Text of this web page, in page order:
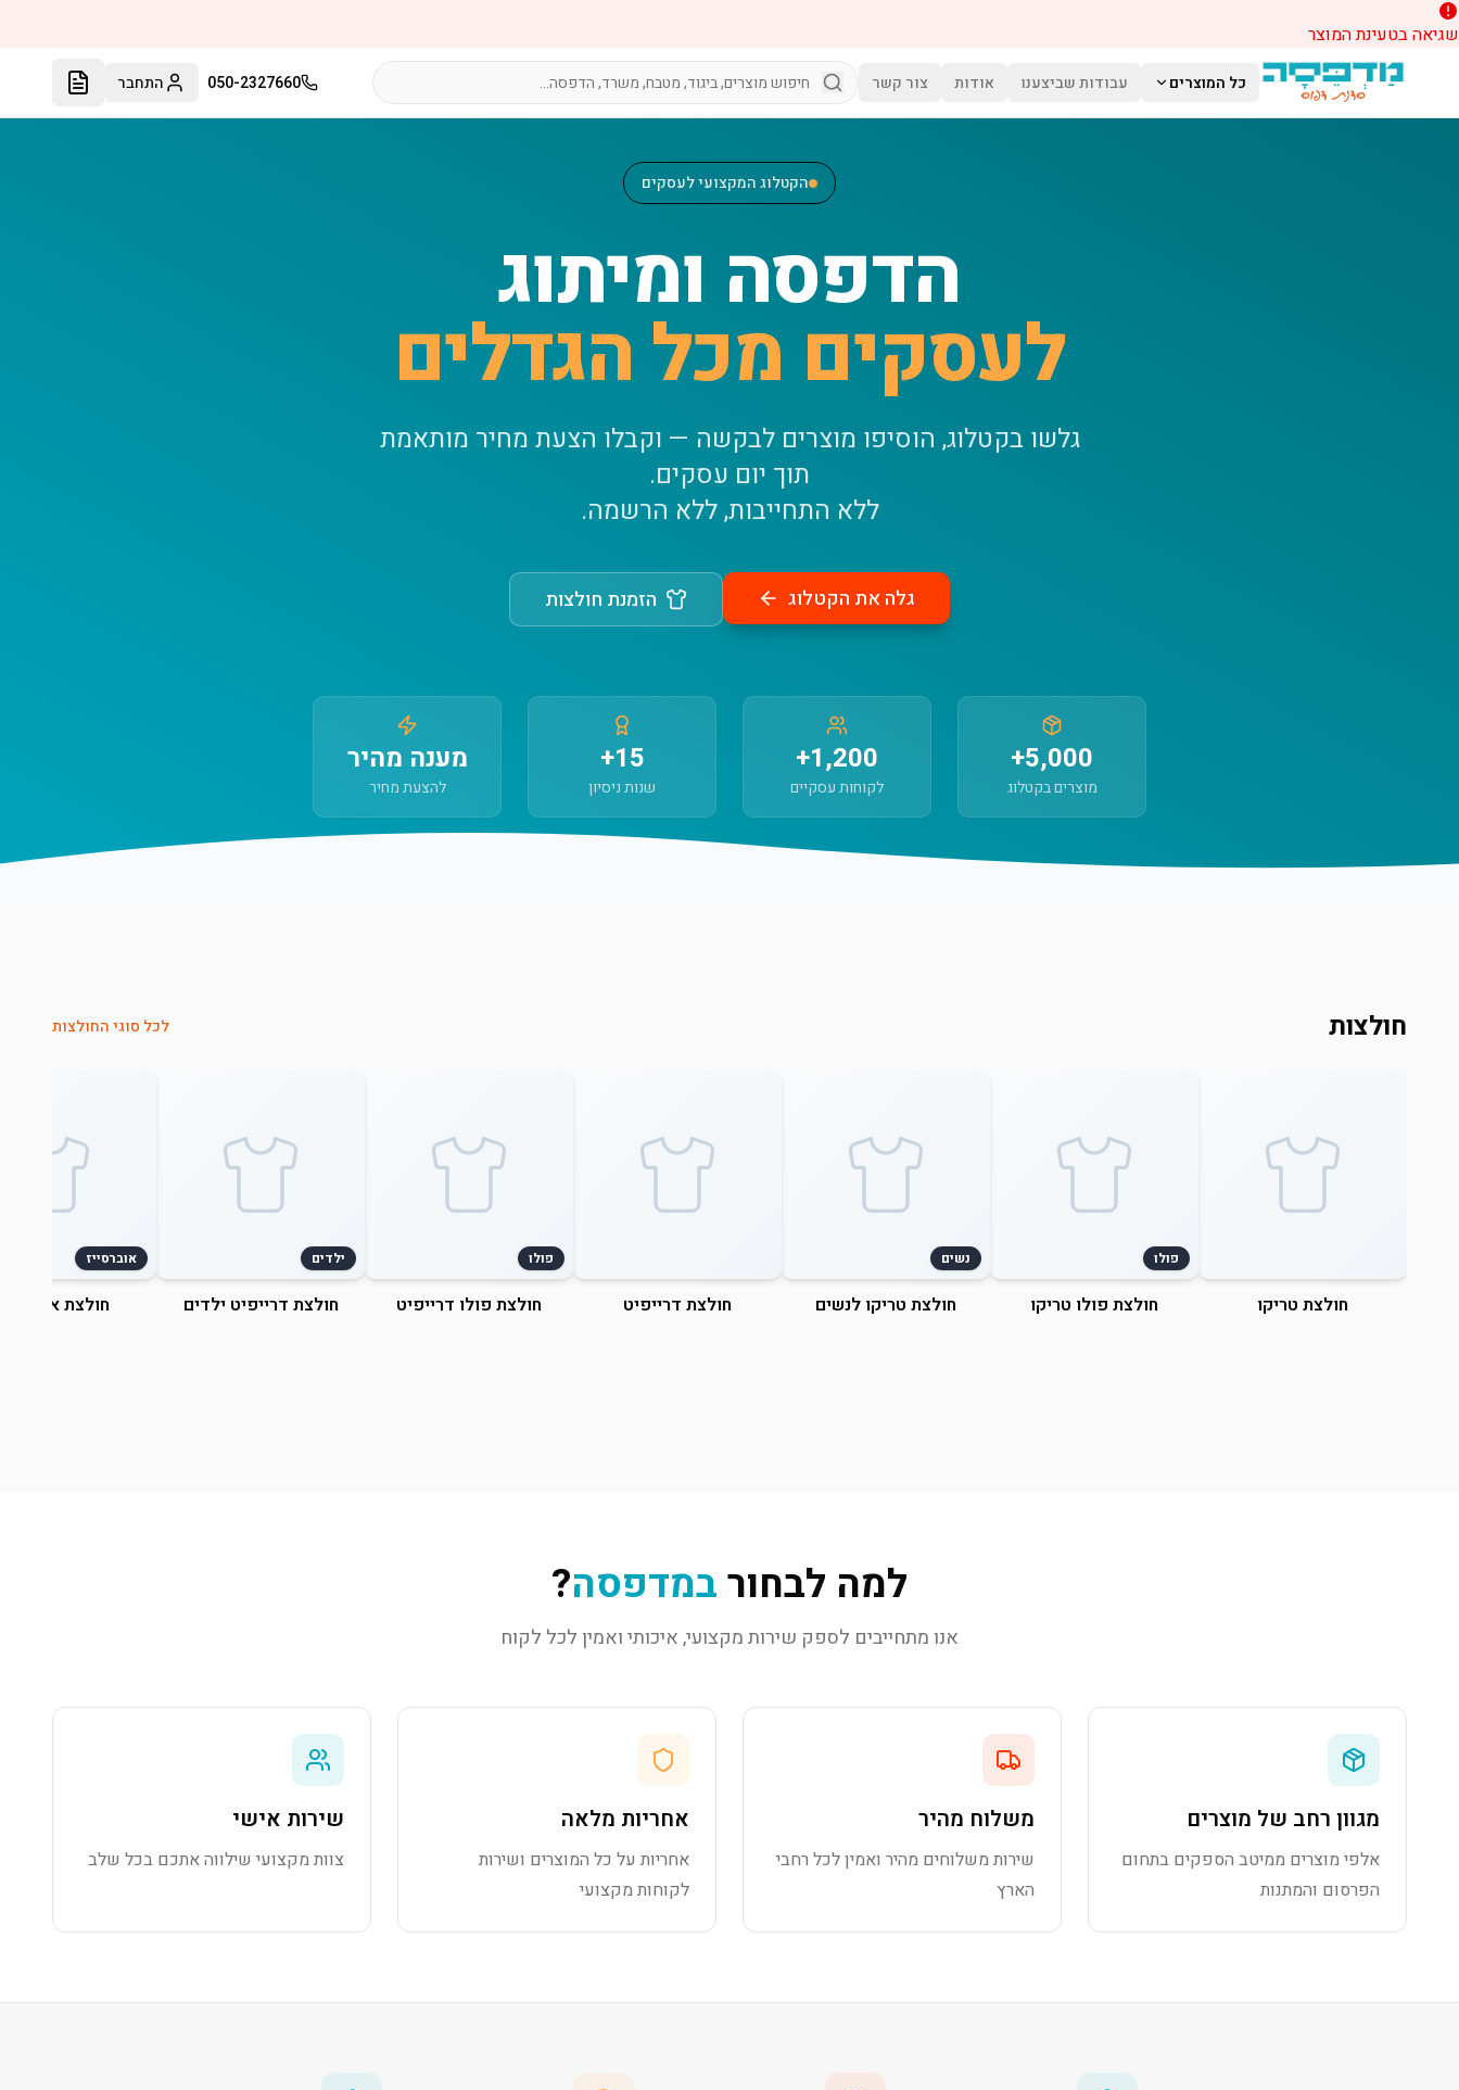
שגיאה בטעינת המוצר
דלג לתוכן הראשי
כל המוצרים עבודות שביצענו אודות צור קשר 050-2327660 התחבר
הקטלוג המקצועי לעסקים
הדפסה ומיתוג
לעסקים מכל הגדלים
גלשו בקטלוג, הוסיפו מוצרים לבקשה — וקבלו הצעת מחיר מותאמת
תוך יום עסקים.
ללא התחייבות, ללא הרשמה.
גלה את הקטלוג הזמנת חולצות
5,000+
מוצרים בקטלוג
1,200+
לקוחות עסקיים
15+
שנות ניסיון
מענה מהיר
להצעת מחיר
חולצות לכל סוגי החולצות
חולצת טריקו
פולו
חולצת פולו טריקו
נשים
חולצת טריקו לנשים חולצת דרייפיט
פולו
חולצת פולו דרייפיט
ילדים
חולצת דרייפיט ילדים
אוברסייז
חולצת
למה לבחורבמדפסה?
אנו מתחייבים לספק שירות מקצועי, איכותי ואמין לכל לקוח
מגוון רחב של מוצרים
אלפי מוצרים ממיטב הספקים בתחום
הפרסום והמתנות
משלוח מהיר
שירות משלוחים מהיר ואמין לכל רחבי
הארץ
אחריות מלאה
אחריות על כל המוצרים ושירות
לקוחות מקצועי
שירות אישי
צוות מקצועי שילווה אתכם בכל שלב